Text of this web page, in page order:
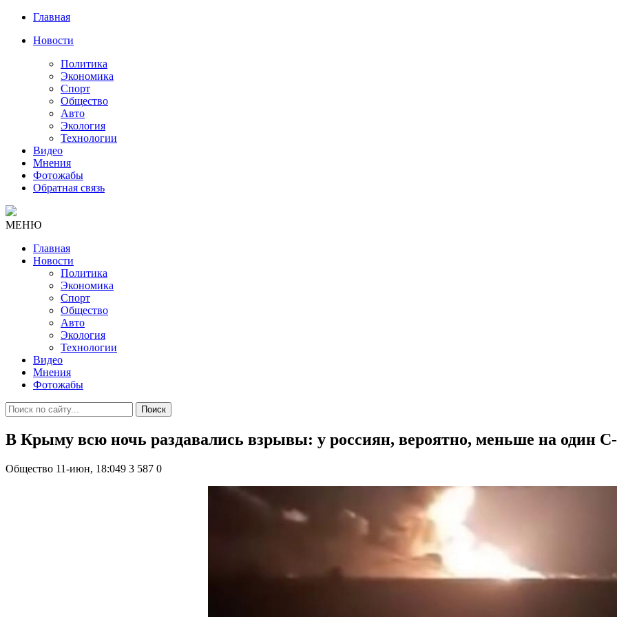
Главная
Новости
Политика
Экономика
Спорт
Общество
Авто
Экология
Технологии
Видео
Мнения
Фотожабы
Обратная связь
МЕНЮ
Главная
Новости
Политика
Экономика
Спорт
Общество
Авто
Экология
Технологии
Видео
Мнения
Фотожабы
Поиск
В Крыму всю ночь раздавались взрывы: у россиян, вероятно, меньше на один
Общество 11-июн, 18:049 3 587 0